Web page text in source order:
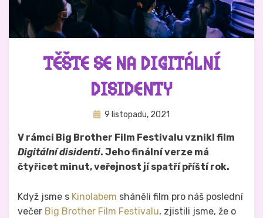
TĚŠTE SE NA DIGITÁLNÍ
DISIDENTY
AutorHynek Trojánek
Zveřejněno
9 listopadu, 2021
V rámci Big Brother Film Festivalu vznikl film
Digitální disidenti. Jeho finální verze má
čtyřicet minut, veřejnost jí spatří příští rok.
Když jsme s Kinolabem sháněli film pro náš poslední
večer Big Brother Film Festivalu, zjistili jsme, že o